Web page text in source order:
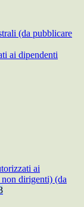
(da pubblicare
ai dipendenti
ai
dirigenti) (da